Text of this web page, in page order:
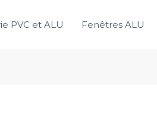
PVC et ALU Fenêtres ALU